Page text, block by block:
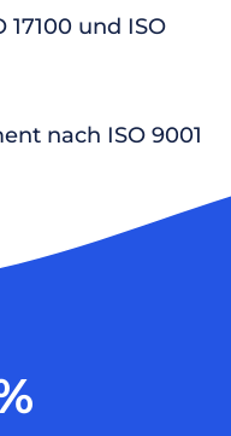
und ISO
nach ISO 9001